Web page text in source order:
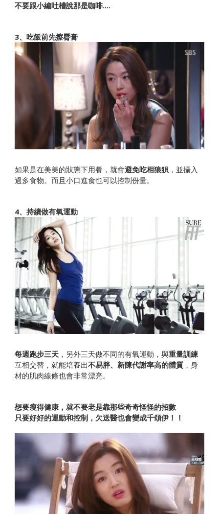
不要跟小編吐槽說那是咖啡....
3、吃飯前先擦脣膏
如果是在美美的狀態下用餐，就會避免吃相狼狽 ，並攝入
過多食物。而且小口進食也可以控制份量。
4、持續做有氧運動
每週跑步三天 ，另外三天做不同的有氧運動，與重量訓練
互相交替，就能培養出不易胖、新陳代謝率高的體質 ，身
材的肌肉線條也會非常漂亮。
想要瘦得健康，就不要老是靠那些奇奇怪怪的招數
只要好好的運動和控制，欠送醫也會變成千頌伊！！